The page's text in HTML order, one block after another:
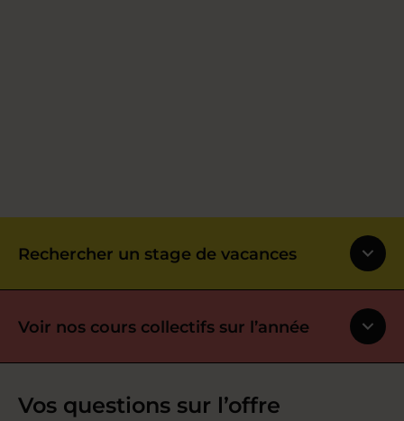
Rechercher un stage de vacances
Voir nos cours collectifs sur l’année
Vos questions sur l’offre